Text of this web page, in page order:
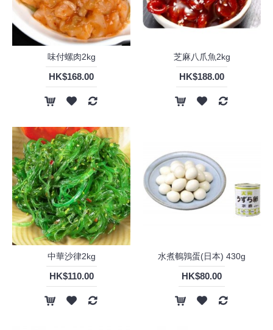
味付螺肉2kg
HK$168.00
芝麻八爪魚2kg
HK$188.00
中華沙律2kg
HK$110.00
水煮鵪鶉蛋(日本) 430g
HK$80.00